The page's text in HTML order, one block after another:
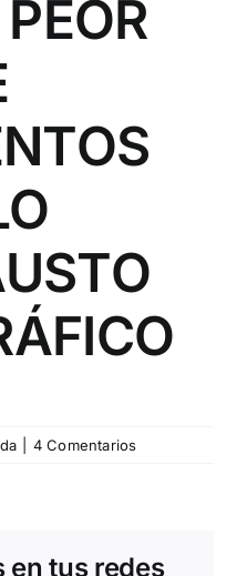
4 Comentarios
en tus redes